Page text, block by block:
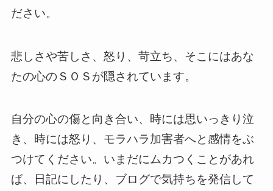
ださい。
悲しさや苦しさ、怒り、苛立ち、そこにはあな
たの心のＳＯＳが隠されています。
自分の心の傷と向き合い、時には思いっきり泣
き、時には怒り、モラハラ加害者へと感情をぶ
つけてください。いまだにムカつくことがあれ
ば、日記にしたり、ブログで気持ちを発信して